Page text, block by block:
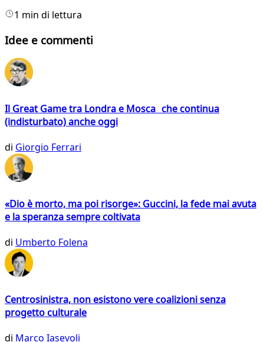
1 min di lettura
Idee e commenti
Il Great Game tra Londra e Mosca che continua
(indisturbato) anche oggi
di Giorgio Ferrari
«Dio è morto, ma poi risorge»: Guccini, la fede mai avuta
e la speranza sempre coltivata
di Umberto Folena
Centrosinistra, non esistono vere coalizioni senza
progetto culturale
di Marco Iasevoli